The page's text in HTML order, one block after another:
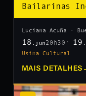
Bailarinas
Luciana Acuña ·
18 .jun20h30 19
Usina Cultural
MAIS DETALHES